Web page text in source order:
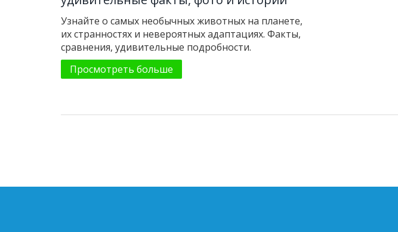
Узнайте о самых необычных животных на планете,
их странностях и невероятных адаптациях. Факты,
сравнения, удивительные подробности.
Просмотреть больше